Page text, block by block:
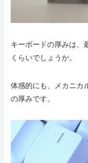
キーボードの厚みは、
くらいでしょうか。
体感的にも、メカニカ
の厚みです。